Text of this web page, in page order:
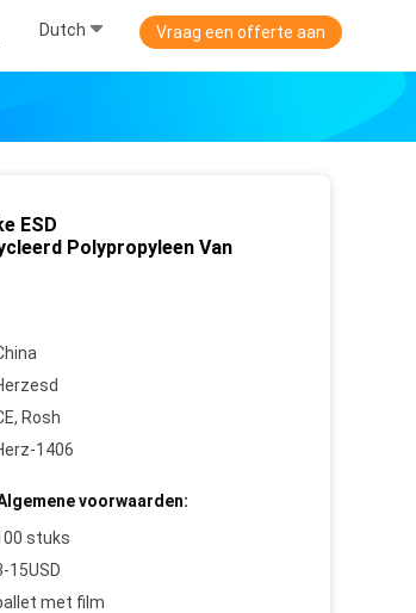
Dutch Vraag een offerte aan
ESD
Polypropyleen Van
Rosh
1406
voorwaarden:
stuks
15USD
met film